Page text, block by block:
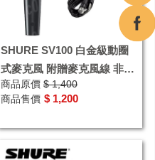
SHURE SV100 白金級動圈
式麥克風 附贈麥克風線 非常
適用KTV 唱歌 演講
商品原價 $ 1,400
商品售價 $ 1,200